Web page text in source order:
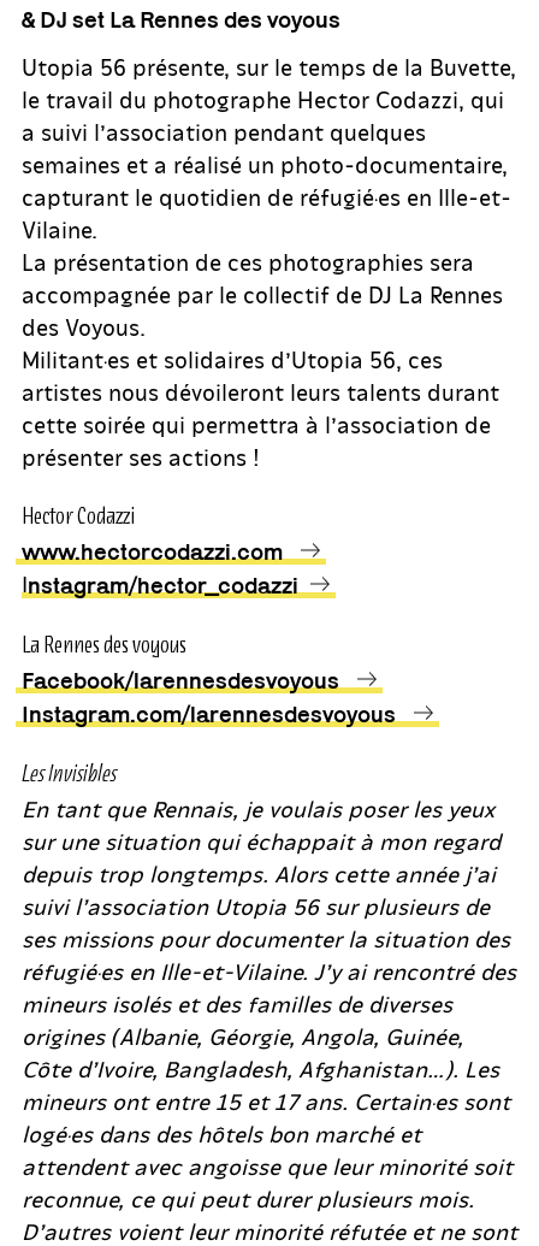
& DJ set La Rennes des voyous
Utopia 56 présente, sur le temps de la Buvette,
le travail du photographe Hector Codazzi, qui
a suivi l’association pendant quelques
semaines et a réalisé un photo-documentaire,
capturant le quotidien de réfugié·es en Ille-et-
Vilaine.
La présentation de ces photographies sera
accompagnée par le collectif de DJ La Rennes
des Voyous.
Militant·es et solidaires d’Utopia 56, ces
artistes nous dévoileront leurs talents durant
cette soirée qui permettra à l’association de
présenter ses actions !
Hector Codazzi
www.hectorcodazzi.com
Instagram/hector_codazzi
La Rennes des voyous
Facebook/larennesdesvoyous
Instagram.com/larennesdesvoyous
Les Invisibles
En tant que Rennais, je voulais poser les yeux
sur une situation qui échappait à mon regard
depuis trop longtemps. Alors cette année j’ai
suivi l’association Utopia 56 sur plusieurs de
ses missions pour documenter la situation des
réfugié·es en Ille-et-Vilaine. J’y ai rencontré des
mineurs isolés et des familles de diverses
origines (Albanie, Géorgie, Angola, Guinée,
Côte d’Ivoire, Bangladesh, Afghanistan…). Les
mineurs ont entre 15 et 17 ans. Certain·es sont
logé·es dans des hôtels bon marché et
attendent avec angoisse que leur minorité soit
reconnue, ce qui peut durer plusieurs mois.
D’autres voient leur minorité réfutée et ne sont